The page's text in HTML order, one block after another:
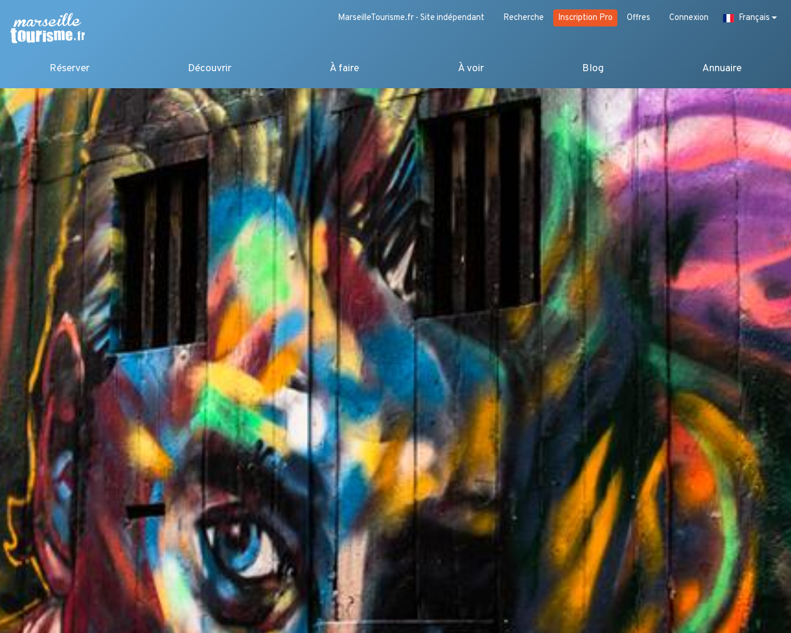
MarseilleTourisme.fr - Site indépendant Recherche Inscription Pro Offres Connexion Français
Réserver Découvrir À faire À voir Blog Annuaire